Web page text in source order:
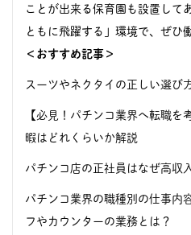
ことが出来る保育園も設置して
ともに飛躍する」環境で、ぜ
＜おすすめ記事＞
スーツやネクタイの正しい選び
【必見！パチンコ業界へ転職を
暇はどれくらいか解説
パチンコ店の正社員はなぜ高収
パチンコ業界の職種別の仕事内
フやカウンターの業務とは？